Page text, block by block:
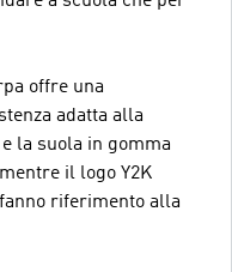
offre una
adatta alla
la suola in gomma
il logo Y2K
riferimento alla